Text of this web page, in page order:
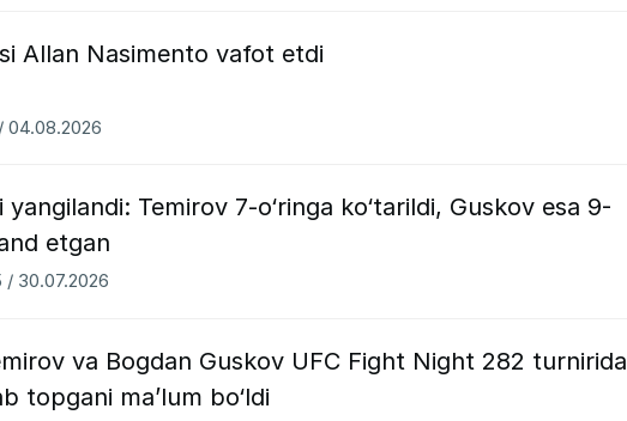
Allan Nasimento vafot etdi
04.08.2026
yangilandi: Temirov 7-o‘ringa ko‘tarildi, Guskov esa 9-
etgan
/ 30.07.2026
va Bogdan Guskov UFC Fight Night 282 turnirida
topgani ma’lum bo‘ldi